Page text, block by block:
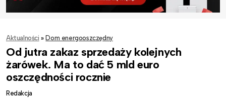
Aktualności » Dom energooszczędny
Od jutra zakaz sprzedaży kolejnych
żarówek. Ma to dać 5 mld euro
oszczędności rocznie
Redakcja